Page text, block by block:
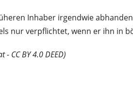
Inhaber irgendwie
nur verpflichtet, wenn er ihn in
- CC BY 4.0 DEED)